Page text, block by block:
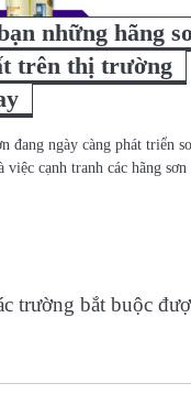
những hãng
trên thị trường
đang ngày càng phát triển
việc cạnh tranh các hãng sơn
trường bắt buộc